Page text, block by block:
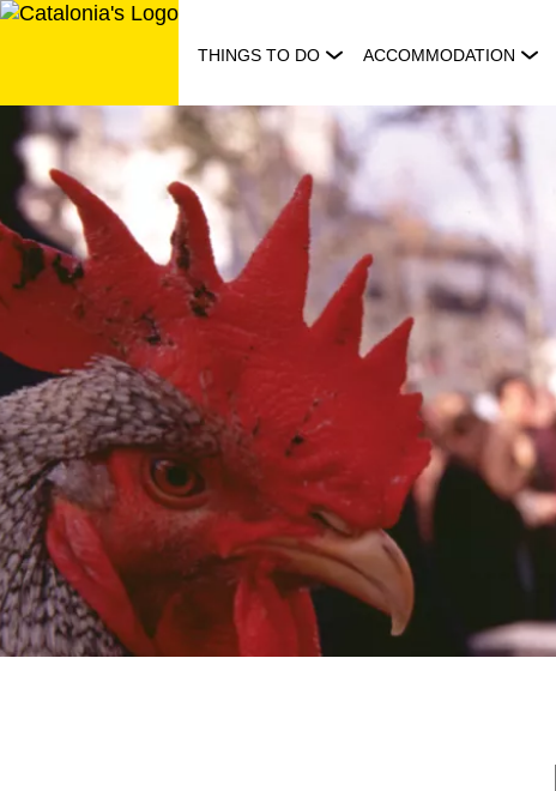
Skip
THINGS TO DO ACCOMMODATION